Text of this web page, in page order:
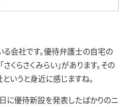
会社です。優待弁護士の自宅の
くらさくみらい」があります。その
いうと身近に感じますね。
に優待新設を発表したばかりのニ